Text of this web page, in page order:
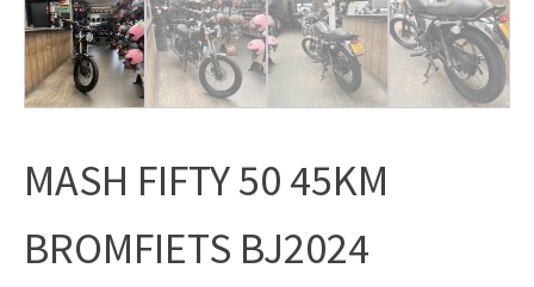
MASH FIFTY 50 45KM
BROMFIETS BJ2024